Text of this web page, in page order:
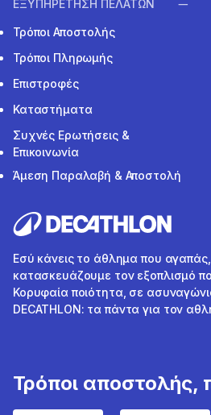
ΕΞΥΠΗΡΕΤΗΣΗ ΠΕΛΑΤΩΝ
Τρόποι Αποστολής
Τρόποι Πληρωμής
Επιστροφές
Καταστήματα
Συχνές Ερωτήσεις &
Επικοινωνία
Άμεση Παραλαβή & Αποστολή
Εσύ κάνεις το άθλημα που αγαπάς,
κατασκευάζουμε τον εξοπλισμό
Κορυφαία ποιότητα, σε
DECATHLON: τα πάντα για τον
Τρόποι αποστολής,